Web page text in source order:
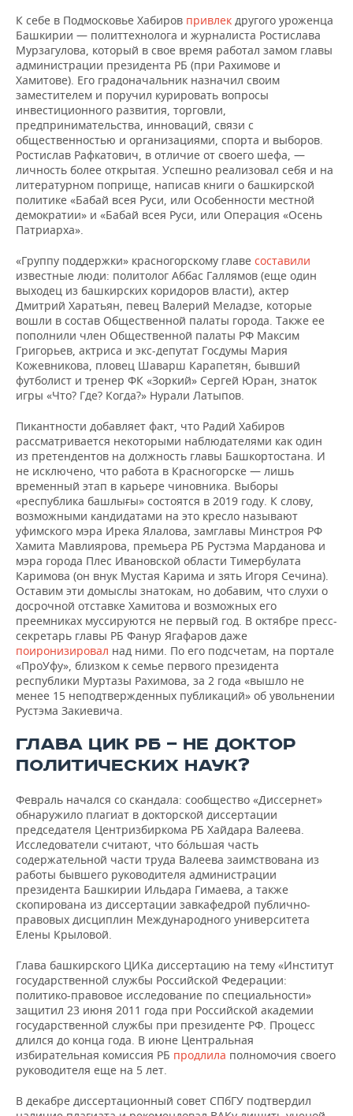
К себе в Подмосковье Хабиров привлек другого уроженца
Башкирии — политтехнолога и журналиста Ростислава
Мурзагулова, который в свое время работал замом главы
администрации президента РБ (при Рахимове и
Хамитове). Его градоначальник назначил своим
заместителем и поручил курировать вопросы
инвестиционного развития, торговли,
предпринимательства, инноваций, связи с
общественностью и организациями, спорта и выборов.
Ростислав Рафкатович, в отличие от своего шефа, —
личность более открытая. Успешно реализовал себя и на
литературном поприще, написав книги о башкирской
политике «Бабай всея Руси, или Особенности местной
демократии» и «Бабай всея Руси, или Операция «Осень
Патриарха».
«Группу поддержки» красногорскому главе составили
известные люди: политолог Аббас Галлямов (еще один
выходец из башкирских коридоров власти), актер
Дмитрий Харатьян, певец Валерий Меладзе, которые
вошли в состав Общественной палаты города. Также ее
пополнили член Общественной палаты РФ Максим
Григорьев, актриса и экс-депутат Госдумы Мария
Кожевникова, пловец Шаварш Карапетян, бывший
футболист и тренер ФК «Зоркий» Сергей Юран, знаток
игры «Что? Где? Когда?» Нурали Латыпов.
Пикантности добавляет факт, что Радий Хабиров
рассматривается некоторыми наблюдателями как один
из претендентов на должность главы Башкортостана. И
не исключено, что работа в Красногорске — лишь
временный этап в карьере чиновника. Выборы
«республика башлығы» состоятся в 2019 году. К слову,
возможными кандидатами на это кресло называют
уфимского мэра Ирека Ялалова, замглавы Минстроя РФ
Хамита Мавлиярова, премьера РБ Рустэма Марданова и
мэра города Плес Ивановской области Тимербулата
Каримова (он внук Мустая Карима и зять Игоря Сечина).
Оставим эти домыслы знатокам, но добавим, что слухи о
досрочной отставке Хамитова и возможных его
преемниках муссируются не первый год. В октябре пресс-
секретарь главы РБ Фанур Ягафаров даже
поиронизировал над ними. По его подсчетам, на портале
«ПроУфу», близком к семье первого президента
республики Муртазы Рахимова, за 2 года «вышло не
менее 15 неподтвержденных публикаций» об увольнении
Рустэма Закиевича.
ГЛАВА ЦИК РБ — НЕ ДОКТОР
ПОЛИТИЧЕСКИХ НАУК?
Февраль начался со скандала: сообщество «Диссернет»
обнаружило плагиат в докторской диссертации
председателя Центризбиркома РБ Хайдара Валеева.
Исследователи считают, что бо́льшая часть
содержательной части труда Валеева заимствована из
работы бывшего руководителя администрации
президента Башкирии Ильдара Гимаева, а также
скопирована из диссертации завкафедрой публично-
правовых дисциплин Международного университета
Елены Крыловой.
Глава башкирского ЦИКа диссертацию на тему «Институт
государственной службы Российской Федерации:
политико-правовое исследование по специальности»
защитил 23 июня 2011 года при Российской академии
государственной службы при президенте РФ. Процесс
длился до конца года. В июне Центральная
избирательная комиссия РБ продлила полномочия своего
руководителя еще на 5 лет.
В декабре диссертационный совет СПбГУ подтвердил